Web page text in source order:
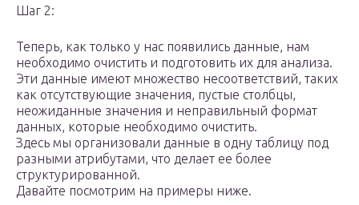
Шаг 2:
Теперь, как только у нас появились данные, нам
необходимо очистить и подготовить их для анализа.
Эти данные имеют множество несоответствий, таких
как отсутствующие значения, пустые столбцы,
неожиданные значения и неправильный формат
данных, которые необходимо очистить.
Здесь мы организовали данные в одну таблицу под
разными атрибутами, что делает ее более
структурированной.
Давайте посмотрим на примеры ниже.